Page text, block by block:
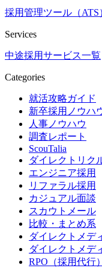
採用管理ツール（ATS
Services
中途採用サービス一覧
Categories
就活攻略ガイド
新卒採用ノウハ
人事ノウハウ
調査レポート
ScouTalia
ダイレクトリク
エンジニア採用
リファラル採用
カジュアル面談
スカウトメール
比較・まとめ系
ダイレクトメデ
ダイレクトメデ
RPO（採用代行）